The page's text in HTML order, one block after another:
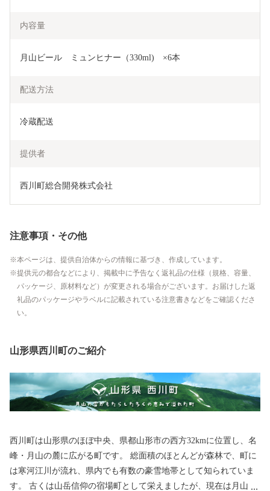
内容量
月山ビール　ミュンヒナー（330ml)　×6本
配送方法
冷蔵配送
提供者
西川町総合開発株式会社
注意事項・その他
本ページは、提供自治体からの情報に基づき、作成しています。
提供元の都合などにより、掲載中に予告なく返礼品の仕様（規格、容量、
パッケージ、原材料など）が変更される場合がございます。お届けした返
礼品のパッケージやラベルに記載されている注意書きなどをご確認くださ
い。
山形県西川町のご紹介
西川町は山形県のほぼ中央、県都山形市の西方32kmに位置し、名
峰・月山の麓に広がる町です。 総面積のほとんどが森林で、町に
は寒河江川が流れ、県内でも有数の豪雪地帯として知られていま
す。 古くは山岳信仰の宿場町として栄えましたが、現在は月山の